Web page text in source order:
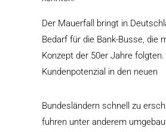
Der Mauerfall bringt in
Bedarf für die Bank-Busse, die
Konzept der 50er Jahre
Kundenpotenzial in den neuen
Bundesländern schnell zu
fuhren unter anderem